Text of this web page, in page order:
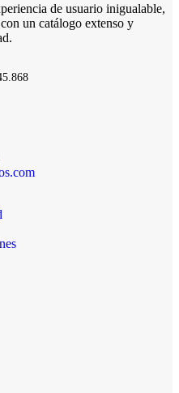
de usuario inigualable,
un catálogo extenso y